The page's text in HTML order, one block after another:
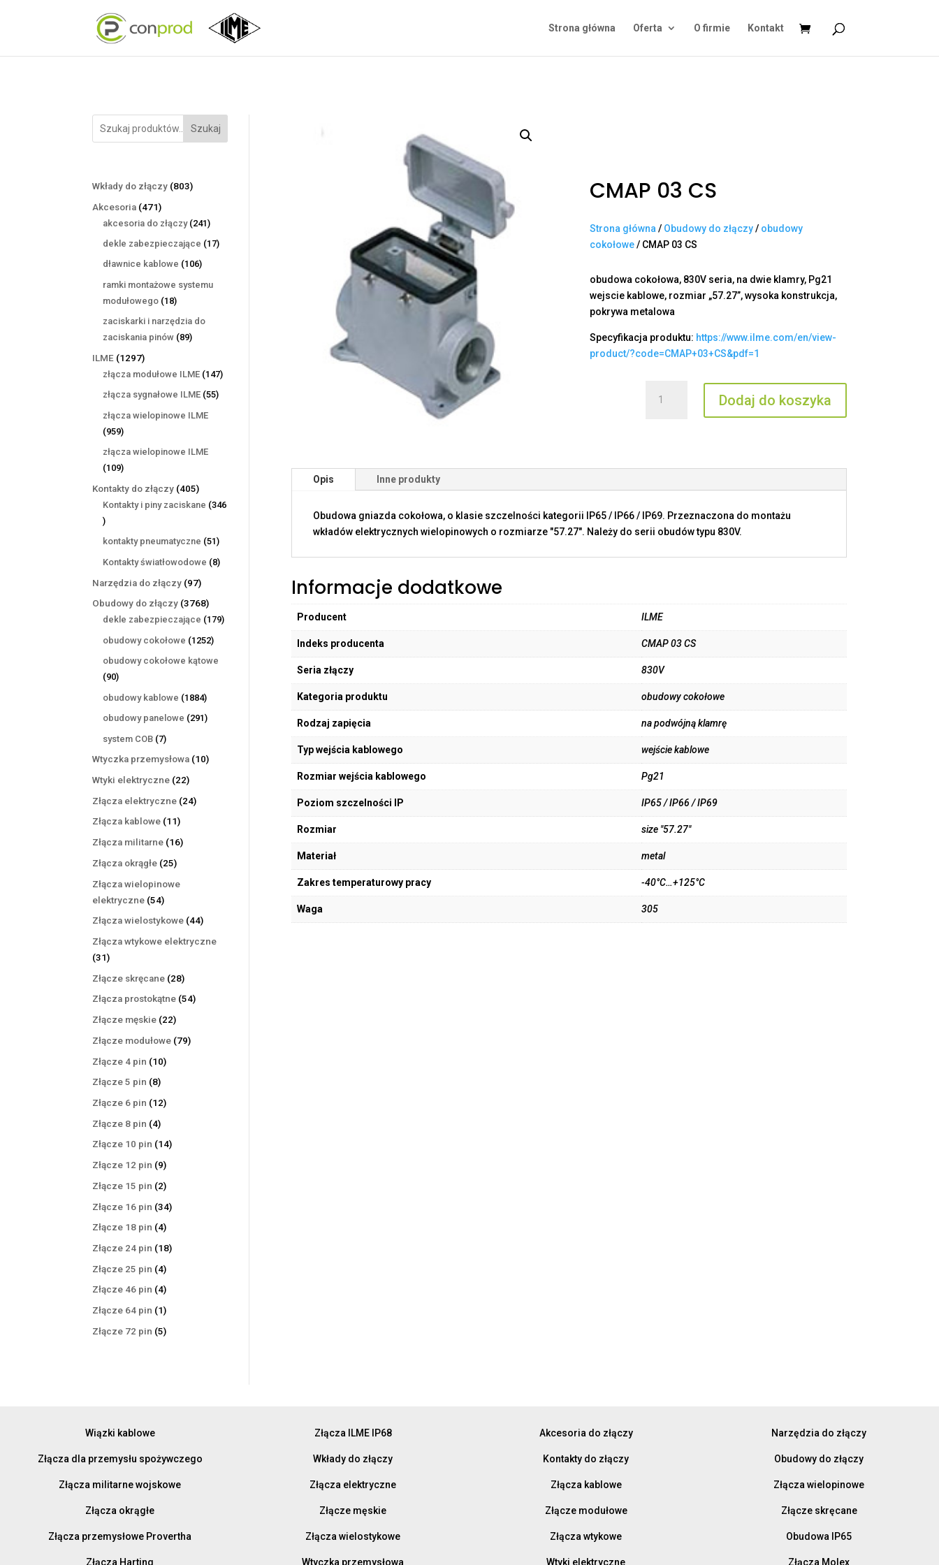
Strona główna Oferta O firmie Kontakt
Szukaj
Wkłady do złączy 803803
Akcesoria 471471
produktów
akcesoria do złączy 241241
produktów
dekle zabezpieczające 1717
dławnice kablowe 106106
ramki montażowe systemu
modułowego 1818
produktów
zaciskarki i narzędzia do
zaciskania pinów 8989
ILME 12971297
produktów
złącza modułowe ILME 147147
złącza sygnałowe ILME 5555
złącza wielopinowe ILME
959959
produktów
złącza wielopinowe ILME
109109
produktów
Kontakty do złączy 405405
produktów
Kontakty i piny zaciskane 346
346
produktów
kontakty pneumatyczne 5151
produktów
Kontakty światłowodowe 88
Narzędzia do złączy 9797
produktów
Obudowy do złączy 37683768
produktów
dekle zabezpieczające 179179
obudowy cokołowe 12521252
obudowy cokołowe kątowe
9090
produktów
obudowy kablowe 18841884
produkty
obudowy panelowe 291291
system COB 77
produktów
Wtyczka przemysłowa 1010
Wtyki elektryczne 2222
produkty
Złącza elektryczne 2424
Złącza kablowe 1111
produktów
Złącza militarne 1616
Złącza okrągłe 2525
Złącza wielopinowe
elektryczne 5454
produkty
Złącza wielostykowe 4444
Złącza wtykowe elektryczne
3131
produktów
Złącze skręcane 2828
produktów
Złącza prostokątne 5454
Złącze męskie 2222
produkty
Złącze modułowe 7979
Złącze 4 pin 1010
Złącze 5 pin 88
produktów
Złącze 6 pin 1212
Złącze 8 pin 44
produkty
Złącze 10 pin 1414
Złącze 12 pin 99
produktów
Złącze 15 pin 22
produkty
Złącze 16 pin 3434
Złącze 18 pin 44
produkty
Złącze 24 pin 1818
Złącze 25 pin 44
produkty
Złącze 46 pin 44
produkty
Złącze 64 pin 11
produkt
Złącze 72 pin 55
CMAP 03 CS
Strona główna / Obudowy do złączy/ obudowy
cokołowe/ CMAP 03 CS
obudowa cokołowa, 830V seria, na dwie klamry, Pg21
wejscie kablowe, rozmiar „57.27”, wysoka konstrukcja,
pokrywa metalowa
Specyfikacja produktu: https://www.ilme.com/en/view-
product/?code=CMAP+03+CS&pdf=1
CMAP
Dodaj do koszyka
Opis Inne produkty
Obudowa gniazda cokołowa, o klasie szczelności kategorii IP65 / IP66 / IP69. Przeznaczona do montażu
wkładów elektrycznych wielopinowych o rozmiarze "57.27". Należy do serii obudów typu 830V.
Informacje dodatkowe
Producent ILME
Indeks producenta CMAP 03 CS
Seria złączy 830V
Kategoria produktu obudowy cokołowe
Rodzaj zapięcia na podwójną klamrę
Typ wejścia kablowego wejście kablowe
Rozmiar wejścia kablowego Pg21
Poziom szczelności IP IP65 / IP66 / IP69
Rozmiar size "57.27"
Materiał metal
Zakres temperaturowy pracy -40°C…+125°C
Waga 305
Wiązki kablowe
Złącza dla przemysłu spożywczego
Złącza militarne wojskowe
Złącza okrągłe
Złącza przemysłowe Provertha
Złącza Harting
Złącza ILME IP68
Wkłady do złączy
Złącza elektryczne
Złącze męskie
Złącza wielostykowe
Wtyczka przemysłowa
Akcesoria do złączy
Kontakty do złączy
Złącza kablowe
Złącze modułowe
Złącza wtykowe
Wtyki elektryczne
Narzędzia do złączy
Obudowy do złączy
Złącza wielopinowe
Złącze skręcane
Obudowa IP65
Złącza Molex